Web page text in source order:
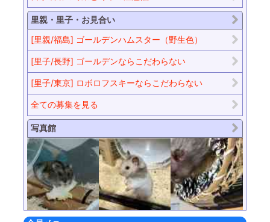
里親・里子・お見合い
[里親/福島] ゴールデンハムスター（野生色）
[里子/長野] ゴールデンならこだわらない
[里子/東京] ロボロフスキーならこだわらない
全ての募集を見る
写真館